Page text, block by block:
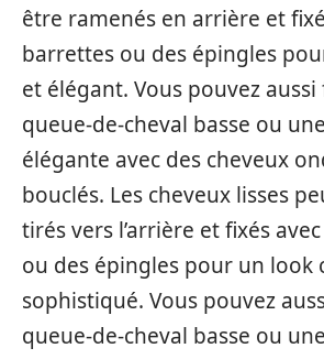
être ramenés en arrière et
barrettes ou des épingles
et élégant. Vous pouvez
queue-de-cheval basse ou
élégante avec des cheveux
bouclés. Les cheveux lisses
tirés vers l’arrière et fixés
ou des épingles pour un look
sophistiqué. Vous pouvez
queue-de-cheval basse ou